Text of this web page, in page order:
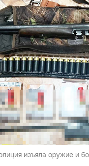
изъяла оружие и